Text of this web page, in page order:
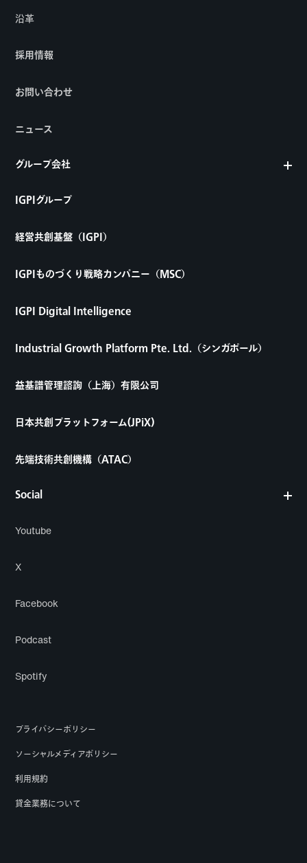
Social
Youtube
X
Facebook
Podcast
Spotify
沿革
採用情報
お問い合わせ
ニュース
グループ会社
IGPIグループ
経営共創基盤（IGPI）
IGPIものづくり戦略カンパニー（MSC）
IGPI Digital Intelligence
Industrial Growth Platform Pte. Ltd.（シンガポール）
益基譜管理諮詢（上海）有限公司
日本共創プラットフォーム(JPiX)
先端技術共創機構（ATAC）
プライバシーポリシー
ソーシャルメディアポリシー
利用規約
貸金業務について